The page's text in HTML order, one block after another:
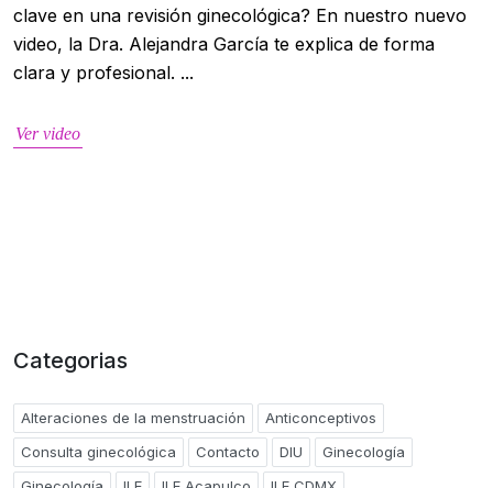
clave en una revisión ginecológica? En nuestro nuevo
video, la Dra. Alejandra García te explica de forma
clara y profesional. ...
Ver video
Categorias
Alteraciones de la menstruación
Anticonceptivos
Consulta ginecológica
Contacto DIU
Ginecología